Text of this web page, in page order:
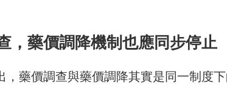
，藥價調降機制也應同步停止
藥價調查與藥價調降其實是同一制度下